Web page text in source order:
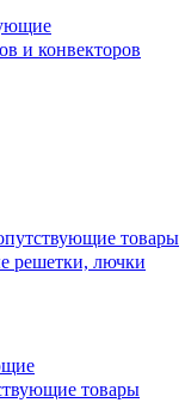
и конвекторов
товары
решетки, лючки
товары